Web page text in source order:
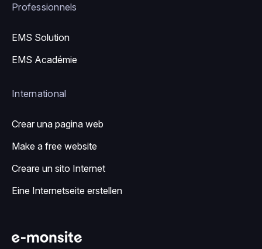
Professionnels
EMS Solution
EMS Académie
International
Crear una pagina web
Make a free website
Creare un sito Internet
Eine Internetseite erstellen